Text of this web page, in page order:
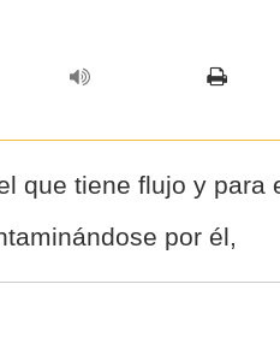
que tiene flujo y para
por él,